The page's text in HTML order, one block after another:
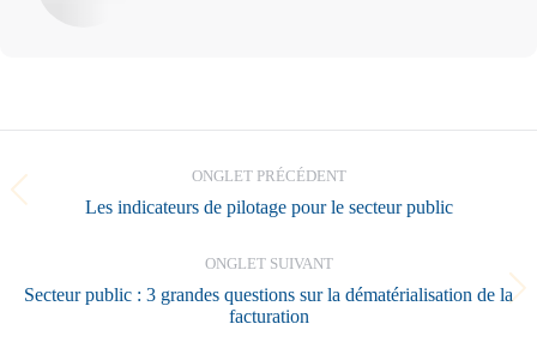
commentaire
ONGLET PRÉCÉDENT
Onglet
précédent
Les indicateurs de pilotage pour le secteur public
ONGLET SUIVANT
Onglet
suivant
Secteur public : 3 grandes questions sur la dématérialisation de la
facturation